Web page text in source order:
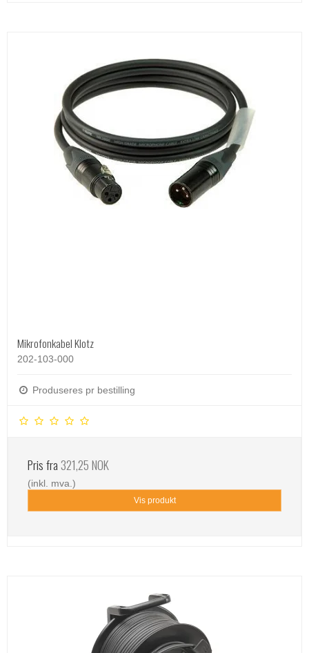
Mikrofonkabel Klotz
202-103-000
Produseres pr bestilling
Pris fra 321,25 NOK
(inkl. mva.)
Vis produkt